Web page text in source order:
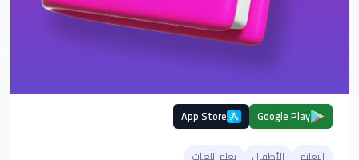
Google Play
App Store